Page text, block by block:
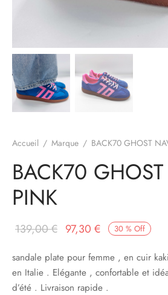
Accueil / Marque / BACK70 GHOST
BACK70
PINK
30 % Off
139,00€ Le prix
était :
139,00 €.
97,30 € Le prix
est :
sandale plate pour femme , en cuir
en Italie . Elégante , confortable et
d’été . Livraison rapide .